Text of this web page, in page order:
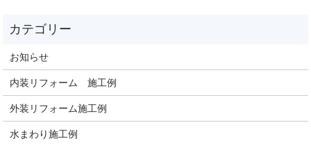
お知らせ
内装リフォーム 施工例
外装リフォーム施工例
水まわり施工例